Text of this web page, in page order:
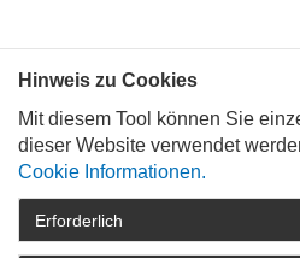
STARTSEITE
Hinweis zu Cookies
Mit diesem Tool können Sie
dieser Website verwendet
Cookie Informationen.
Erforderlich